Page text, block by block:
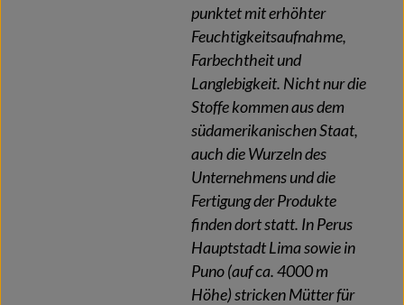
punktet mit erhöhter
Feuchtigkeitsaufnahme,
Farbechtheit und
Langlebigkeit. Nicht nur die
Stoffe kommen aus dem
südamerikanischen Staat,
auch die Wurzeln des
Unternehmens und die
Fertigung der Produkte
finden dort statt. In Perus
Hauptstadt Lima sowie in
Puno (auf ca. 4000 m
Höhe) stricken Mütter für